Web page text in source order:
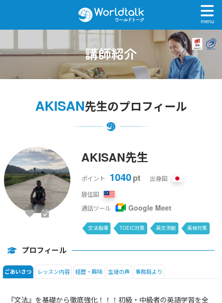
menu
講師紹介
AKISAN先生のプロフィール
AKISAN先生
ポイント 1040pt
出身国
居住国
通話ツール
Google Meet
文法指導 TOEIC対策 英文添削 英検対策
プロフィール
ごあいさつ レッスン内容 経歴・興味 生徒の声 事務局より
『文法』を基礎から徹底強化！！！初級・中級者の英語学習を全